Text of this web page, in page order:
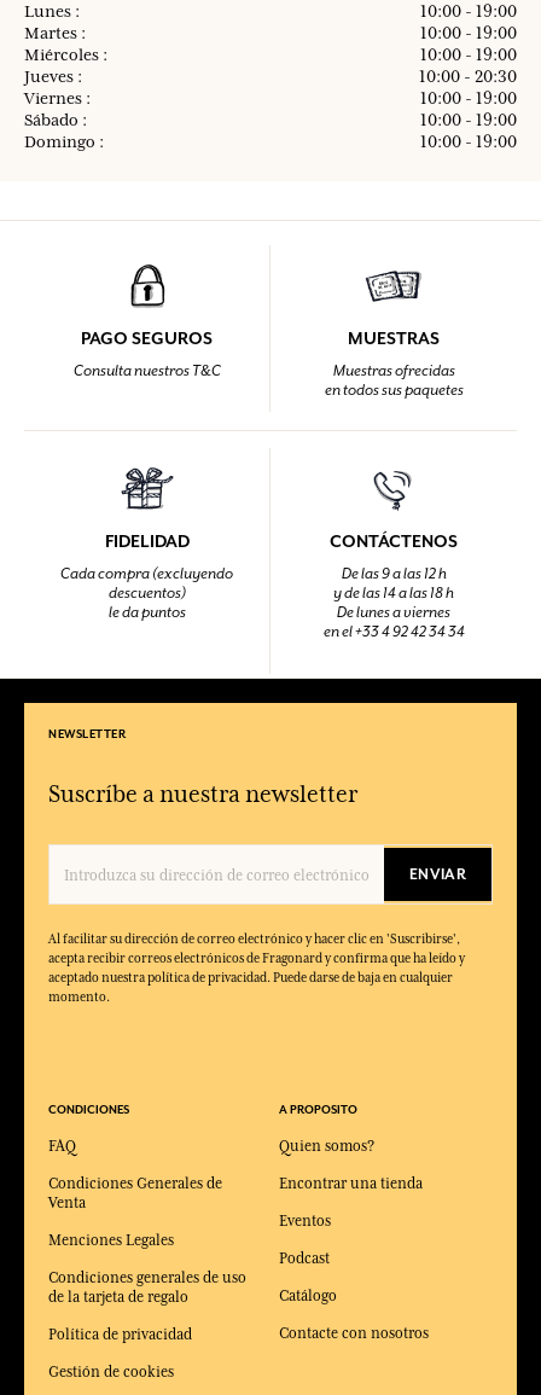
Lunes :
10:00 - 19:00
Martes :
10:00 - 19:00
Miércoles :
10:00 - 19:00
Jueves :
10:00 - 20:30
Viernes :
10:00 - 19:00
Sábado :
10:00 - 19:00
Domingo :
10:00 - 19:00
PAGO SEGUROS
Consulta nuestros T&C
MUESTRAS
Muestras ofrecidas
en todos sus paquetes
FIDELIDAD
Cada compra (excluyendo
descuentos)
le da puntos
CONTÁCTENOS
De las 9 a las 12 h
y de las 14 a las 18 h
De lunes a viernes
en el +33 4 92 42 34 34
NEWSLETTER
Suscríbe a nuestra newsletter
ENVIAR
Al facilitar su dirección de correo electrónico y hacer clic en 'Suscribirse',
acepta recibir correos electrónicos de Fragonard y confirma que ha leído y
aceptado nuestra política de privacidad. Puede darse de baja en cualquier
momento.
CONDICIONES
FAQ
Condiciones Generales de
Venta
Menciones Legales
Condiciones generales de uso
de la tarjeta de regalo
Política de privacidad
Gestión de cookies
A PROPOSITO
Quien somos?
Encontrar una tienda
Eventos
Podcast
Catálogo
Contacte con nosotros